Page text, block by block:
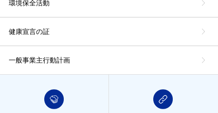
環境保全活動
健康宣言の証
一般事業主行動計画